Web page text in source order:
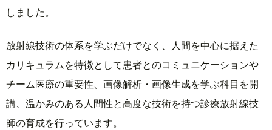
しました。
放射線技術の体系を学ぶだけでなく、人間を中心に据えた
カリキュラムを特徴として患者とのコミュニケーションや
チーム医療の重要性、画像解析・画像生成を学ぶ科目を開
講、温かみのある人間性と高度な技術を持つ診療放射線技
師の育成を行っています。